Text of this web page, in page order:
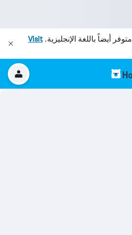
متوفر أيضاً باللغة الإنجليزية.Visit